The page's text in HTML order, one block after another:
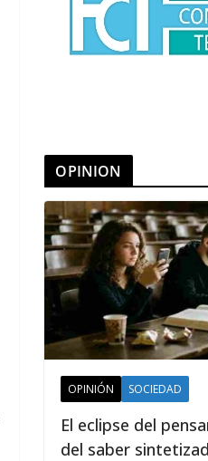
OPINION
OPINIÓN SOCIEDAD
El eclipse del
del saber